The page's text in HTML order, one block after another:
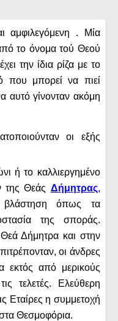
αμφιλεγόμενη . Μία
από το όνομα τού Θεού
την ίδια ρίζα με το
που μπορεί να πιεί
αυτό γίνονταν ακόμη
οι εξής
ή το καλλιεργημένο
της Θεάς Δήμητρας,
βλάστηση όπως τα
της σποράς.
Δήμητρα και στην
οι άνδρες
από μερικούς
τελετές. Ελεύθερη
Εταίρες η συμμετοχή
Θεσμοφόρια.